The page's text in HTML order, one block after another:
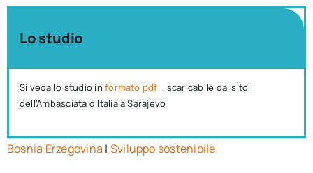
Lo studio
Si veda lo studio informato pdf , scaricabile dal sito
dell’Ambasciata d’Italia a Sarajevo
Bosnia Erzegovina | Sviluppo sostenibile